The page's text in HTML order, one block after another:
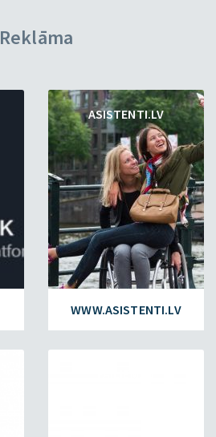
Reklāma
ASISTENTI.LV
WWW.ASISTENTI.LV